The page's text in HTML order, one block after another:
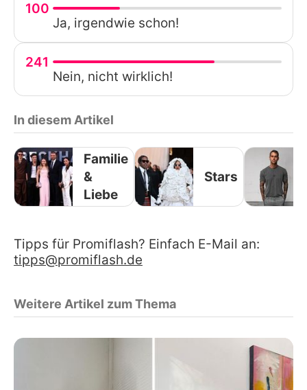
100
Ja, irgendwie schon!
241
Nein, nicht wirklich!
In diesem Artikel
Familie
&
Liebe
Stars
Tipps für Promiflash? Einfach E-Mail an:
tipps@promiflash.de
Weitere Artikel zum Thema